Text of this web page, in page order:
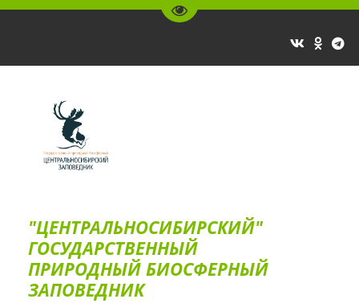
Перейти на версию для
"ЦЕНТРАЛЬНОСИБИРСКИЙ"
ГОС­УДАРСТВЕННЫЙ
ПРИРОДНЫЙ БИОСФЕРНЫЙ
ЗАПОВЕДНИК